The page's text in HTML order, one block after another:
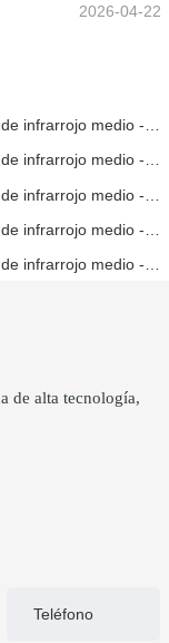
2026-04-22
Investigación sobre osciladores paramétricos de infrarrojo medio - Parte 05
Investigación sobre osciladores paramétricos de infrarrojo medio - Parte 02
de alta tecnología,